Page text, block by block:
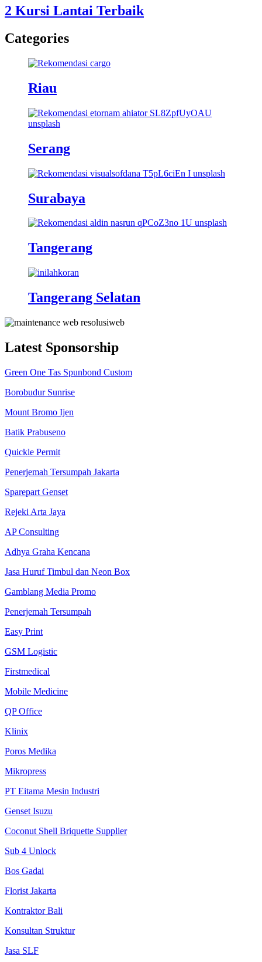
2 Kursi Lantai Terbaik
Categories
Riau
Serang
Surabaya
Tangerang
Tangerang Selatan
Latest Sponsorship
Green One Tas Spunbond Custom
Borobudur Sunrise
Mount Bromo Ijen
Batik Prabuseno
Quickle Permit
Penerjemah Tersumpah Jakarta
Sparepart Genset
Rejeki Arta Jaya
AP Consulting
Adhya Graha Kencana
Jasa Huruf Timbul dan Neon Box
Gamblang Media Promo
Penerjemah Tersumpah
Easy Print
GSM Logistic
Firstmedical
Mobile Medicine
QP Office
Klinix
Poros Medika
Mikropress
PT Eitama Mesin Industri
Genset Isuzu
Coconut Shell Briquette Supplier
Sub 4 Unlock
Bos Gadai
Florist Jakarta
Kontraktor Bali
Konsultan Struktur
Jasa SLF